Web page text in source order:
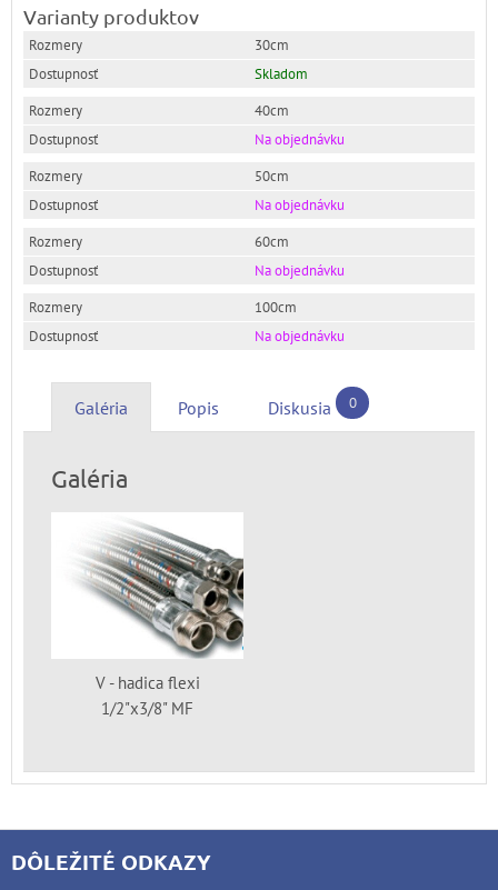
Varianty produktov
30cm
Skladom
40cm
Na objednávku
50cm
Na objednávku
60cm
Na objednávku
100cm
Na objednávku
Galéria Popis Diskusia 0
Galéria
V - hadica flexi
1/2"x3/8" MF
DÔLEŽITÉ ODKAZY